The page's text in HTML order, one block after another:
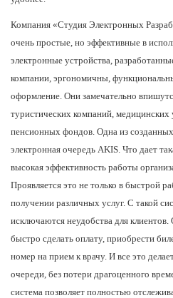
Компания «Студия Электронных
очень простые, но эффективные в
электронные устройства,
компании, эргономичны,
оформление. Они замечательно
туристических компаний, медицинских
пенсионных фондов. Одна из
электронная очередь AKIS . Что дает
высокая эффективность работы
Проявляется это не только в быстрой
получении различных услуг. С такой
исключаются неудобства для
быстро сделать оплату, приобрести
номер на прием к врачу. И все это
очереди, без потери драгоценного
система позволяет полностью